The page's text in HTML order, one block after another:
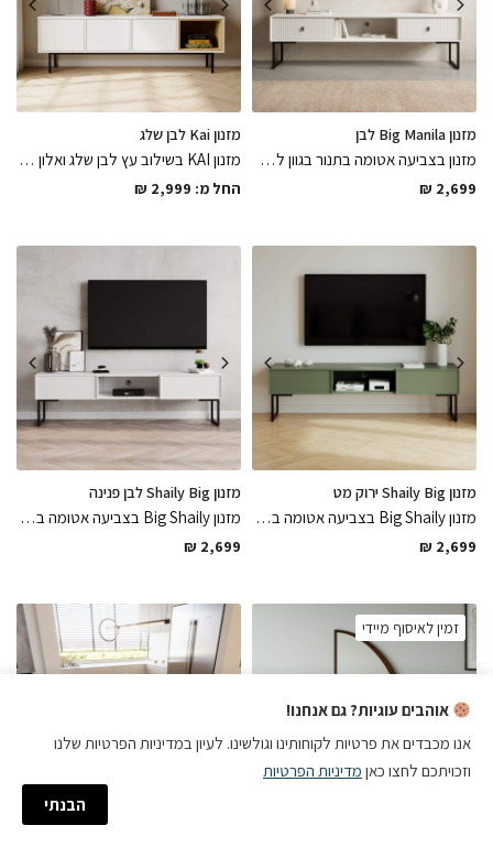
מזנון Big Manila לבן
מזנון בצביעה אטומה בתנור בגוון לבן פנינה מגיע עם חור מובנה לכבלים בגב המזנון בגימורים מושלמים עם חזיתות מרשימות בחיתוך לייזר וטריקה שקטה למגירות, פיס יוקרתי לחלל המרכזי בבית
₪ 2,699
מזנון Kai לבן שלג
מזנון KAI בשילוב עץ לבן שלג ואלון מבוקע בגימור לוח עץ נאנו אקריל בשילוב דלתות פתיחה בטאץ בגימורים מושלמים, פיס יוקרתי ואלגנטי למרכז החלל
החל מ: ₪ 2,999
מזנון Shaily Big ירוק מט
מזנון Big Shaily בצביעה אטומה בתנור בגוון ירוק מט מגיע עם חור מובנה לכבלים בגב המזנון בגימורים מושלמים עם חזיתות מרשימות בחיתוך לייזר וטריקה שקטה למגירות, משלוח מהיר במיוחד
₪ 2,699
מזנון Shaily Big לבן פנינה
מזנון Big Shaily בצביעה אטומה בתנור בגוון לבן פנינה מגיע עם חור מובנה לכבלים בגב המזנון בגימורים מושלמים עם חזיתות מרשימות בחיתוך לייזר וטריקה שקטה למגירות, פיס איכותי שישדרג את החלל בחמימות
₪ 2,699
זמין לאיסוף מיידי
הזמנה עם AI
אוהבים עוגיות? גם אנחנו!
אנו מכבדים את פרטיות לקוחותינו וגולשינו. לעיון במדיניות הפרטיות שלנו
וזכויתכם לחצו כאן מדיניות הפרטיות
הבנתי